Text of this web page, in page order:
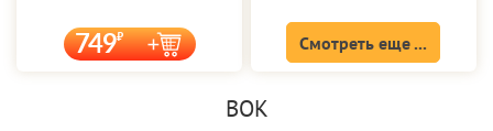
749 Смотреть еще ...
ВОК